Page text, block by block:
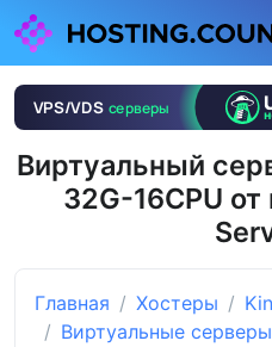
Виртуальный
32G-16CPU
Главная Хостеры
Виртуальные серверы